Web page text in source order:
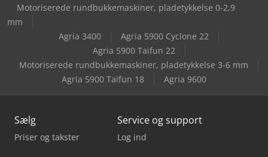
Jaespa Msu 4
Kami Dkm 410L
Motoriserede rundbukkemaskiner, pladetykkelse 0-2,9
mm
Agria 3400
Agria 5900 Cyclone 22
Agria 5900 Taifun 22
Motoriserede rundbukkemaskiner, pladetykkelse 3-6 mm
Agria 5900 Taifun 18
Agria 9600
Sælg
Priser og takster
Service og support
Log ind